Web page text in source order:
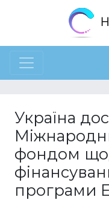
Україна
фондом
програми